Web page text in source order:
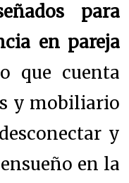
para
en pareja
que cuenta
y mobiliario
y
en la